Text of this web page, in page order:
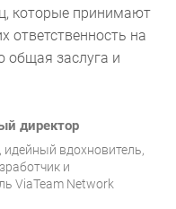
которые принимают
ответственность на
общая заслуга и
директор
идейный вдохновитель,
и
ViaTeam Network